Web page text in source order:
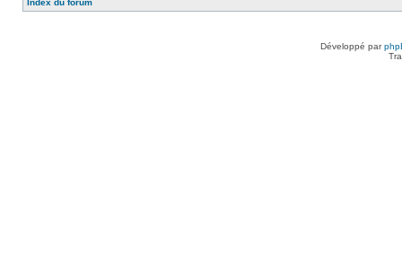
Index du forum
Développé par